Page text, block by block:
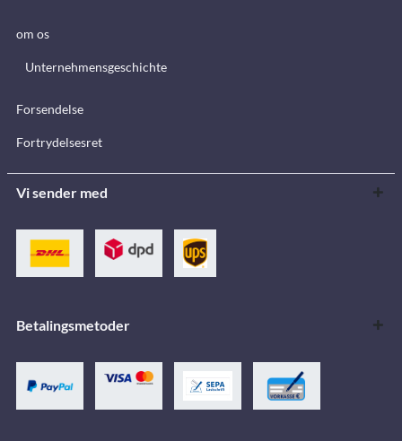
om os
Unternehmensgeschichte
Forsendelse
Fortrydelsesret
Vi sender med
Betalingsmetoder